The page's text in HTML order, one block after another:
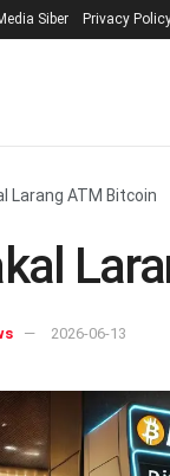
Siber Privacy
Larang ATM Bitcoin
2026-06-13